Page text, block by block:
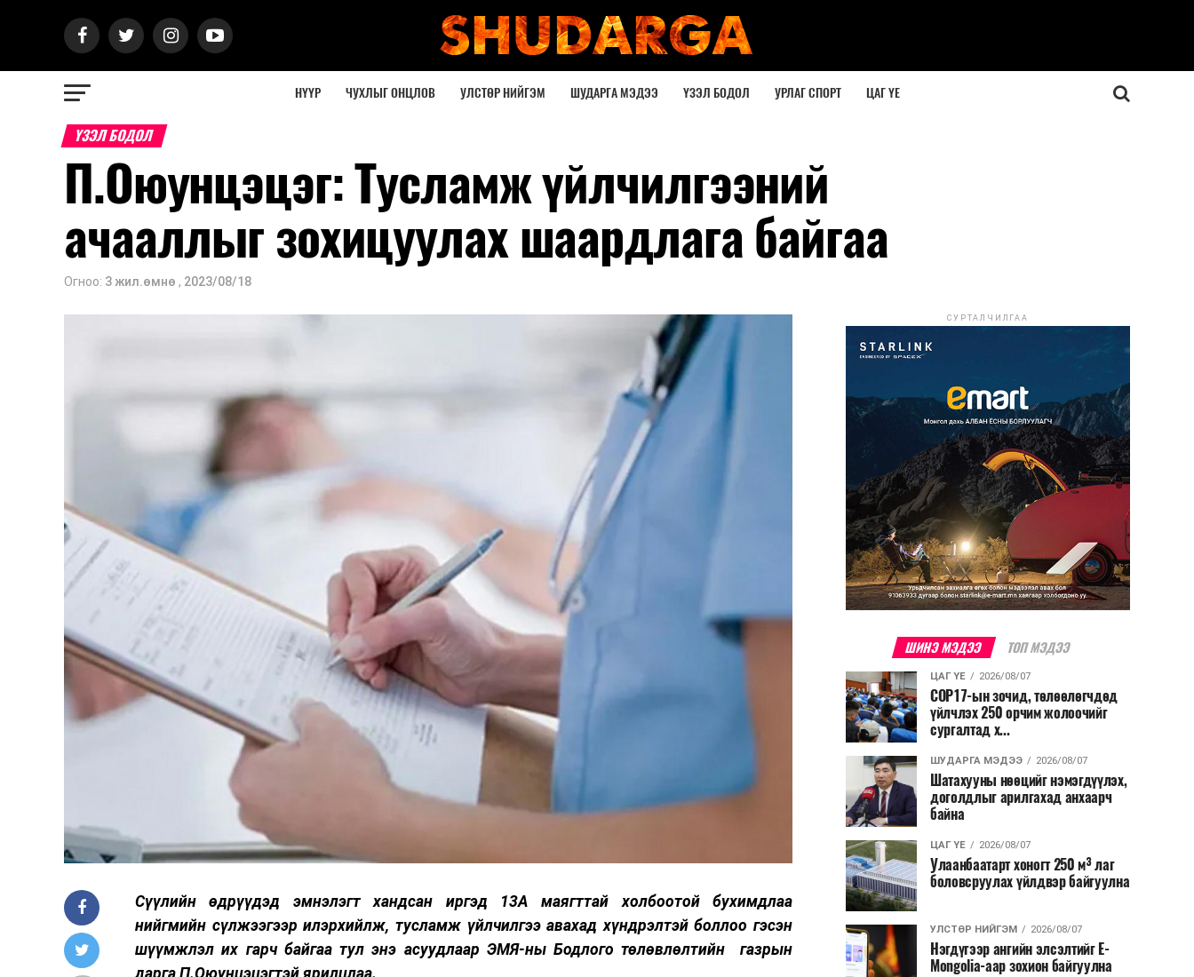
НҮҮР ЧУХЛЫГ ОНЦЛОВ УЛСТӨР НИЙГЭМ ШУДАРГА МЭДЭЭ ҮЗЭЛ БОДОЛ УРЛАГ СПОРТ ЦАГ ҮЕ
ҮЗЭЛ БОДОЛ
П.Оюунцэцэг: Тусламж үйлчилгээний
ачааллыг зохицуулах шаардлага байгаа
Огноо: 3 жил.өмнө , 2023/08/18
Сүүлийн өдрүүдэд эмнэлэгт хандсан иргэд 13А маягттай холбоотой бухимдлаа
нийгмийн сүлжээгээр илэрхийлж, тусламж үйлчилгээ авахад хүндрэлтэй боллоо гэсэн
шүүмжлэл их гарч байгаа тул энэ асуудлаар ЭМЯ-ны Бодлого төлөвлөлтийн газрын
дарга П.Оюунцэцэгтэй ярилцлаа.
СУРТАЛЧИЛГАА
ШИНЭ МЭДЭЭ ТОП МЭДЭЭ
ЦАГ ҮЕ 2026/08/07
COP17-ын зочид, төлөөлөгчдөд
үйлчлэх 250 орчим жолоочийг
сургалтад х...
ШУДАРГА МЭДЭЭ 2026/08/07
Шатахууны нөөцийг нэмэгдүүлэх,
доголдлыг арилгахад анхаарч
байна
ЦАГ ҮЕ 2026/08/07
Улаанбаатарт хоногт 250 м³ лаг
боловсруулах үйлдвэр байгуулна
УЛСТӨР НИЙГЭМ 2026/08/07
Нэгдүгээр ангийн элсэлтийг E-
Mongolia-аар зохион байгуулна